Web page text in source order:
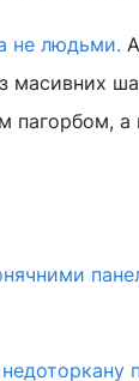
не людьми.
а